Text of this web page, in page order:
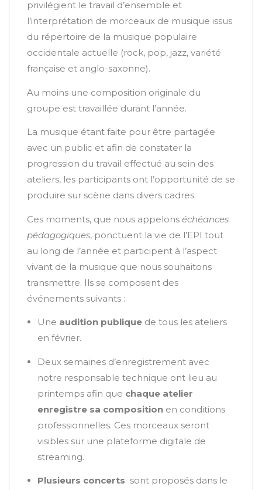
privilégient le travail d’ensemble et
l’interprétation de morceaux de musique issus
du répertoire de la musique populaire
occidentale actuelle (rock, pop, jazz, variété
française et anglo-saxonne).
Au moins une composition originale du
groupe est travaillée durant l’année.
La musique étant faite pour être partagée
avec un public et afin de constater la
progression du travail effectué au sein des
ateliers, les participants ont l’opportunité de se
produire sur scène dans divers cadres.
Ces moments, que nous appelons échéances
pédagogiques, ponctuent la vie de l’EPI tout
au long de l’année et participent à l’aspect
vivant de la musique que nous souhaitons
transmettre. Ils se composent des
événements suivants :
Une audition publique de tous les ateliers
en février.
Deux semaines d’enregistrement avec
notre responsable technique ont lieu au
printemps afin que chaque atelier
enregistre sa composition en conditions
professionnelles. Ces morceaux seront
visibles sur une plateforme digitale de
streaming.
Plusieurs concerts sont proposés dans le